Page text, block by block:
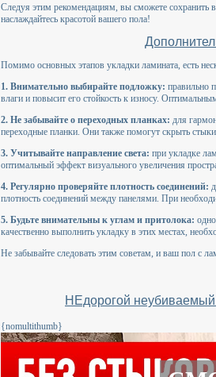
Следуя этим рекомендациям, вы сможете сохранить
наслаждайтесь красотой вашего пола!
Помимо основных этапов укладки ламината, есть
1. Внимательно выбирайте подложку: правильно
влаги и повысит его стойкость к износу.
2. Не забывайте о переходных планках: для
переходные планки. Они также помогут скрыть
3. Учитывайте направление света: при укладке
оптимальный эффект визуального увеличения
4. Регулярно проверяйте плотность соединений:
плотность соединений между панелями. При
5. Будьте внимательны к углам и притолока:
качественно выполнить укладку в этих местах,
Не забывайте следовать этим советам, и ваш пол с
НЕдорогой
{nomultithumb}